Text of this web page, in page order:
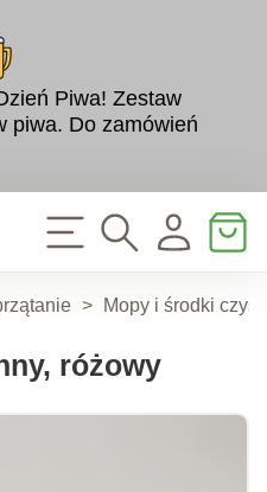
Piwa! Zestaw
piwa. Do zamówień
> Mopy i środki
różowy